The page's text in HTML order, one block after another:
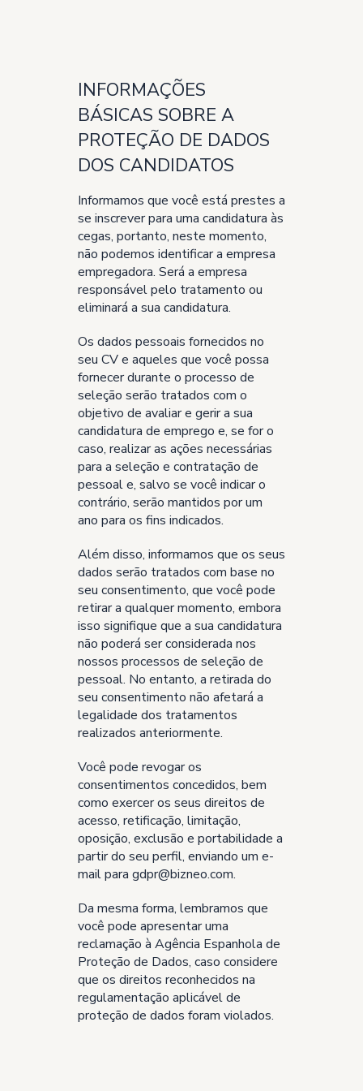
INFORMAÇÕES
BÁSICAS SOBRE A
PROTEÇÃO DE DADOS
DOS CANDIDATOS
Informamos que você está prestes a
se inscrever para uma candidatura às
cegas, portanto, neste momento,
não podemos identificar a empresa
empregadora. Será a empresa
responsável pelo tratamento ou
eliminará a sua candidatura.
Os dados pessoais fornecidos no
seu CV e aqueles que você possa
fornecer durante o processo de
seleção serão tratados com o
objetivo de avaliar e gerir a sua
candidatura de emprego e, se for o
caso, realizar as ações necessárias
para a seleção e contratação de
pessoal e, salvo se você indicar o
contrário, serão mantidos por um
ano para os fins indicados.
Além disso, informamos que os seus
dados serão tratados com base no
seu consentimento, que você pode
retirar a qualquer momento, embora
isso signifique que a sua candidatura
não poderá ser considerada nos
nossos processos de seleção de
pessoal. No entanto, a retirada do
seu consentimento não afetará a
legalidade dos tratamentos
realizados anteriormente.
Você pode revogar os
consentimentos concedidos, bem
como exercer os seus direitos de
acesso, retificação, limitação,
oposição, exclusão e portabilidade a
partir do seu perfil, enviando um e-
mail para gdpr@bizneo.com.
Da mesma forma, lembramos que
você pode apresentar uma
reclamação à Agência Espanhola de
Proteção de Dados, caso considere
que os direitos reconhecidos na
regulamentação aplicável de
proteção de dados foram violados.